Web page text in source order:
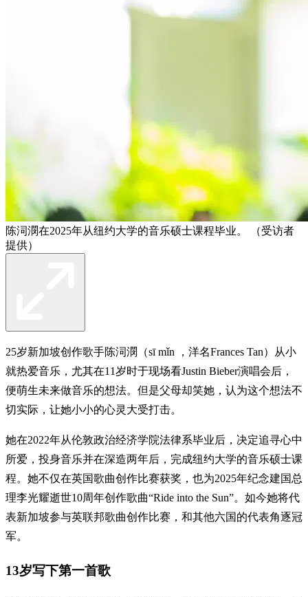
陈泀潣在2025年从纽约大学的音乐硕士课程毕业。 （受访者
提供）
25岁新加坡创作歌手陈泀潣（sī mǐn ，洋名Frances Tan）从小
就热爱音乐，尤其在11岁时于现场看Justin Bieber演唱会后，
便萌生未来做音乐的想法。但是父母却笑她，认为这个想法不
切实际，让她小小的心灵大受打击。
她在2022年从伦敦政治经济学院法律系毕业后，决定追寻心中
所爱，投身音乐并在深造两年后，完成纽约大学的音乐硕士课
程。她不仅在英国歌曲创作比赛获奖，也为2025年纪念建国总
理李光耀逝世10周年创作歌曲“Ride into the Sun”。如今她将代
表新加坡参与英联邦歌曲创作比赛，和其他六国的代表角逐冠
军。
13岁写下第一首歌